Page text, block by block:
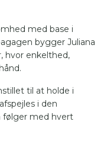
med base i
bygger Juliana
hvor enkelthed,
til at holde i
i den
følger med hvert